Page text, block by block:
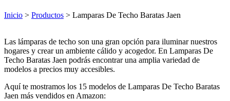
Inicio > Productos > Lamparas De Techo Baratas Jaen
Las lámparas de techo son una gran opción para iluminar nuestros
hogares y crear un ambiente cálido y acogedor. En Lamparas De
Techo Baratas Jaen podrás encontrar una amplia variedad de
modelos a precios muy accesibles.
Aquí te mostramos los 15 modelos de Lamparas De Techo Baratas
Jaen más vendidos en Amazon: